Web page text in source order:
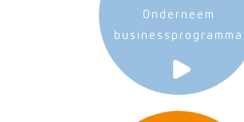
Onderneem
businessprogramma